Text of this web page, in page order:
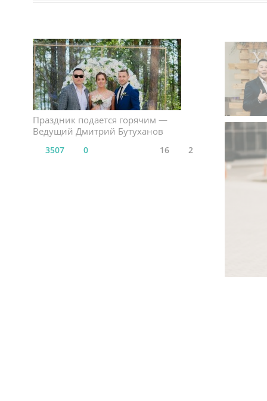
Так
Праздник подается горячим —
Ведущий Дмитрий Бутуханов
3507 0 16 2